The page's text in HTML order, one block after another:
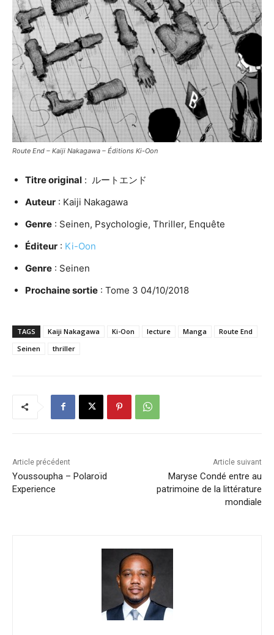
Route End – Kaiji Nakagawa – Éditions Ki-Oon
Titre original : ルートエンド
Auteur : Kaiji Nakagawa
Genre : Seinen, Psychologie, Thriller, Enquête
Éditeur : Ki-Oon
Genre : Seinen
Prochaine sortie : Tome 3 04/10/2018
TAGS Kaiji Nakagawa Ki-Oon lecture Manga
Route End
Seinen
thriller
Article précédent
Youssoupha – Polaroïd
Experience
Article suivant
Maryse Condé entre au
patrimoine de la littérature
mondiale